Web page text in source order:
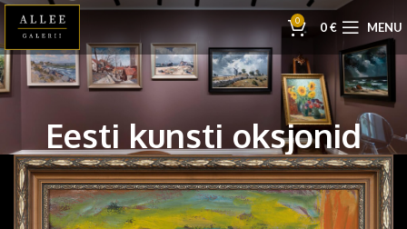
0 0€ MENU
Eesti kunsti oksjonid